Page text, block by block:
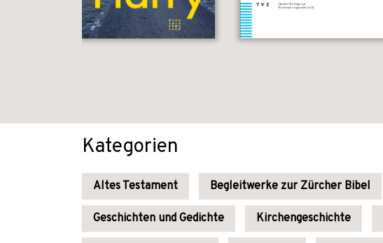
Kategorien
Altes Testament Begleitwerke zur Zürcher Bibel
Geschichten und Gedichte Kirchengeschichte